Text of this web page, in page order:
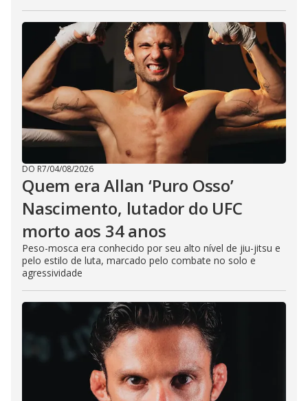
DO R7/04/08/2026
Quem era Allan ‘Puro Osso’
Nascimento, lutador do UFC
morto aos 34 anos
Peso-mosca era conhecido por seu alto nível de jiu-jitsu e
pelo estilo de luta, marcado pelo combate no solo e
agressividade